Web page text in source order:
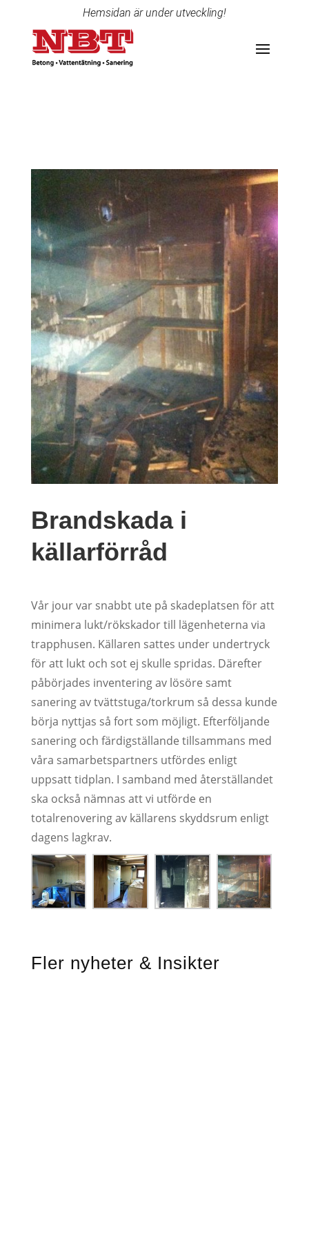
Hemsidan är under utveckling!
Brandskada i
källarförråd
Vår jour var snabbt ute på skadeplatsen för att
minimera lukt/rökskador till lägenheterna via
trapphusen. Källaren sattes under undertryck
för att lukt och sot ej skulle spridas. Därefter
påbörjades inventering av lösöre samt
sanering av tvättstuga/torkrum så dessa kunde
börja nyttjas så fort som möjligt. Efterföljande
sanering och färdigställande tillsammans med
våra samarbetspartners utfördes enligt
uppsatt tidplan. I samband med återställandet
ska också nämnas att vi utförde en
totalrenovering av källarens skyddsrum enligt
dagens lagkrav.
Fler nyheter & Insikter